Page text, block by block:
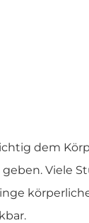
dem
Viele